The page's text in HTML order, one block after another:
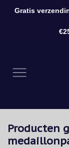
Kleding
Accessoires
Producten
Gratis